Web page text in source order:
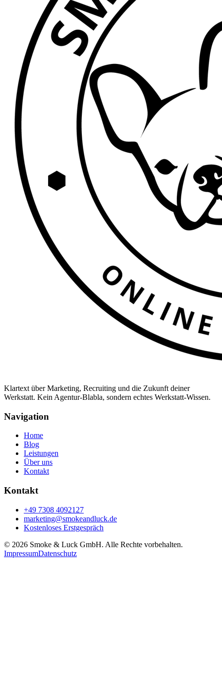
Klartext über Marketing, Recruiting und die Zukunft deiner
Werkstatt. Kein Agentur-Blabla, sondern echtes Werkstatt-Wissen.
Navigation
Home
Blog
Leistungen
Über uns
Kontakt
Kontakt
+49 7308 4092127
marketing@smokeandluck.de
Kostenloses Erstgespräch
© 2026 Smoke & Luck GmbH. Alle Rechte vorbehalten.
ImpressumDatenschutz